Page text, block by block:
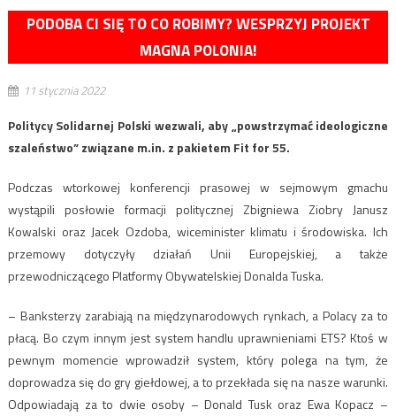
PODOBA CI SIĘ TO CO ROBIMY? WESPRZYJ PROJEKT
MAGNA POLONIA!
11 stycznia 2022
Politycy Solidarnej Polski wezwali, aby „powstrzymać ideologiczne
szaleństwo” związane m.in. z pakietem Fit for 55.
Podczas wtorkowej konferencji prasowej w sejmowym gmachu
wystąpili posłowie formacji politycznej Zbigniewa Ziobry Janusz
Kowalski oraz Jacek Ozdoba, wiceminister klimatu i środowiska. Ich
przemowy dotyczyły działań Unii Europejskiej, a także
przewodniczącego Platformy Obywatelskiej Donalda Tuska.
– Banksterzy zarabiają na międzynarodowych rynkach, a Polacy za to
płacą. Bo czym innym jest system handlu uprawnieniami ETS? Ktoś w
pewnym momencie wprowadził system, który polega na tym, że
doprowadza się do gry giełdowej, a to przekłada się na nasze warunki.
Odpowiadają za to dwie osoby – Donald Tusk oraz Ewa Kopacz –